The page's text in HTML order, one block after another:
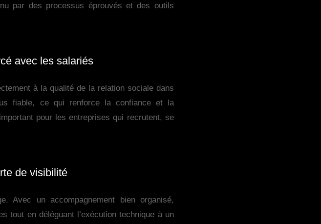
par des processus éprouvés et des outils
avec les salariés
à la qualité de la relation sociale dans
fiable, ce qui renforce la confiance et la
pour les entreprises qui recrutent, se
de visibilité
Avec un accompagnement bien organisé,
tout en déléguant l’exécution technique à un